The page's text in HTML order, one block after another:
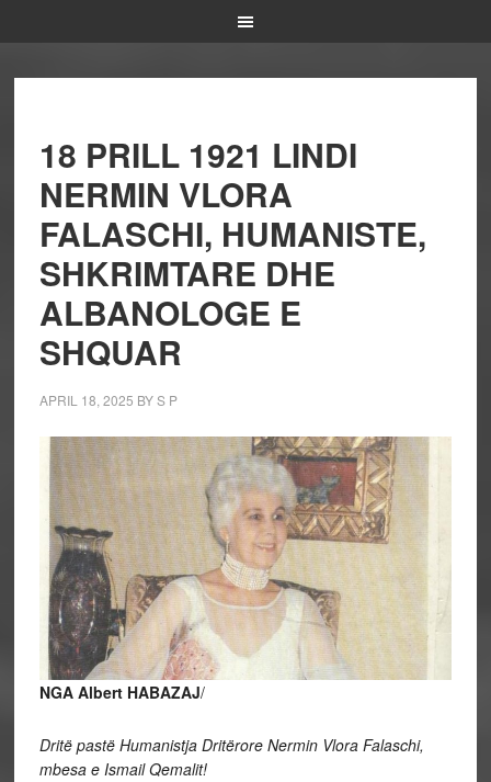
18 PRILL 1921 LINDI
NERMIN VLORA
FALASCHI, HUMANISTE,
SHKRIMTARE DHE
ALBANOLOGE E
SHQUAR
APRIL 18, 2025 BYS P
NGA Albert HABAZAJ/
Dritë pastë Humanistja Dritërore Nermin Vlora Falaschi,
mbesa e Ismail Qemalit!